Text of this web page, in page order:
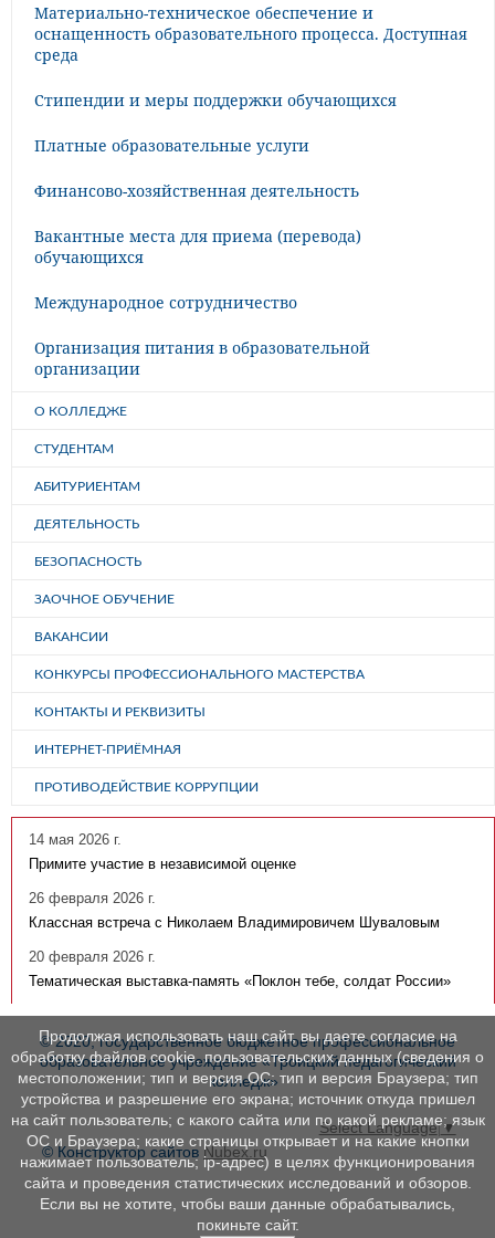
Материально-техническое обеспечение и
оснащенность образовательного процесса. Доступная
среда
Стипендии и меры поддержки обучающихся
Платные образовательные услуги
Финансово-хозяйственная деятельность
Вакантные места для приема (перевода)
обучающихся
Международное сотрудничество
Организация питания в образовательной
организации
О КОЛЛЕДЖЕ
СТУДЕНТАМ
АБИТУРИЕНТАМ
ДЕЯТЕЛЬНОСТЬ
БЕЗОПАСНОСТЬ
ЗАОЧНОЕ ОБУЧЕНИЕ
ВАКАНСИИ
КОНКУРСЫ ПРОФЕССИОНАЛЬНОГО МАСТЕРСТВА
КОНТАКТЫ И РЕКВИЗИТЫ
ИНТЕРНЕТ-ПРИЁМНАЯ
ПРОТИВОДЕЙСТВИЕ КОРРУПЦИИ
14 мая 2026 г.
Примите участие в независимой оценке
26 февраля 2026 г.
Классная встреча с Николаем Владимировичем Шуваловым
20 февраля 2026 г.
Тематическая выставка-память «Поклон тебе, солдат России»
© 2020, государственное бюджетное профессиональное
образовательное учреждение «Троицкий педагогический
колледж»
Select Language▼
© Конструктор сайтовNubex.ru
Продолжая использовать наш сайт, вы даете согласие на
обработку файлов cookie, пользовательских данных (сведения о
местоположении; тип и версия ОС; тип и версия Браузера; тип
устройства и разрешение его экрана; источник откуда пришел
на сайт пользователь; с какого сайта или по какой рекламе; язык
ОС и Браузера; какие страницы открывает и на какие кнопки
нажимает пользователь; ip-адрес) в целях функционирования
сайта и проведения статистических исследований и обзоров.
Если вы не хотите, чтобы ваши данные обрабатывались,
покиньте сайт.